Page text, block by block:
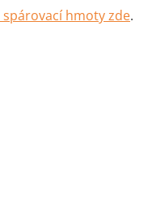
hmoty zde.